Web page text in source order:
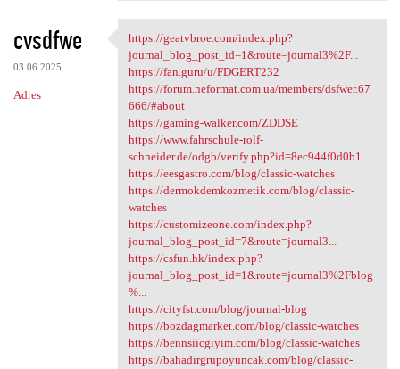
cvsdfwe
03.06.2025
Adres
https://geatvbroe.com/index
https://geatvbroe.com/index.php?
journal_blog_post_id=1&route=journal3%2F...
https://fan.guru/u/FDGERT232
https://forum.neformat.com.ua/members/dsfwer.67
666/#about
https://gaming-walker.com/ZDDSE
https://www.fahrschule-rolf-
schneider.de/odgb/verify.php?id=8ec944f0d0b1...
https://eesgastro.com/blog/classic-watches
https://dermokdemkozmetik.com/blog/classic-
watches
https://customizeone.com/index.php?
journal_blog_post_id=7&route=journal3...
https://csfun.hk/index.php?
journal_blog_post_id=1&route=journal3%2Fblog
%...
https://cityfst.com/blog/journal-blog
https://bozdagmarket.com/blog/classic-watches
https://bennsiicgiyim.com/blog/classic-watches
https://bahadirgrupoyuncak.com/blog/classic-